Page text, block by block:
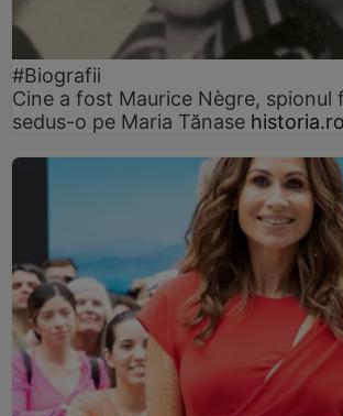
#Biografii
Cine a fost Maurice Nègre, spionul
sedus-o pe Maria Tănase historia.ro